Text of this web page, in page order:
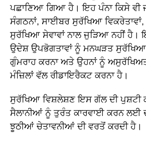
ਪਛਾਣਿਆ ਗਿਆ ਹੈ। ਇਹ ਪੰਨਾ ਕਿਸੇ ਵੀ
ਸੰਗਠਨਾਂ, ਸਾਈਬਰ ਸੁਰੱਖਿਆ ਵਿਕਰੇਤਾਵਾਂ,
ਸੁਰੱਖਿਆ ਸੇਵਾਵਾਂ ਨਾਲ ਜੁੜਿਆ ਨਹੀਂ
ਉਦੇਸ਼ ਉਪਭੋਗਤਾਵਾਂ ਨੂੰ ਮਨਘੜਤ ਸੁਰੱਖਿਆ
ਗੁੰਮਰਾਹ ਕਰਨਾ ਅਤੇ ਉਹਨਾਂ ਨੂੰ
ਮੰਜ਼ਿਲਾਂ ਵੱਲ ਰੀਡਾਇਰੈਕਟ ਕਰਨਾ ਹੈ।
ਸੁਰੱਖਿਆ ਵਿਸ਼ਲੇਸ਼ਣ ਇਸ ਗੱਲ ਦੀ ਪੁਸ਼ਟੀ
ਸੈਲਾਨੀਆਂ ਨੂੰ ਤੁਰੰਤ ਕਾਰਵਾਈ ਕਰਨ ਲਈ
ਝੂਠੀਆਂ ਚੇਤਾਵਨੀਆਂ ਦੀ ਵਰਤੋਂ ਕਰਦੀ ਹੈ।